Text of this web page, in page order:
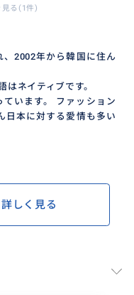
ーもガイドが計算。
直ちに伝達。
費用はたった1ウォ
自然に処理します。
ト体験です。
見る(1件)
2002年から韓国に住ん
はネイティブです。
います。 ファッション
日本に対する愛情も多い
しく見る